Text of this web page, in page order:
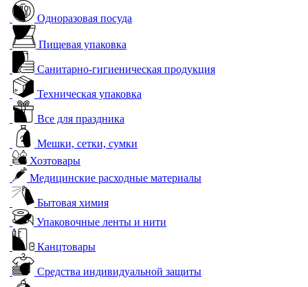
Одноразовая посуда
Пищевая упаковка
Санитарно-гигиеническая продукция
Техническая упаковка
Все для праздника
Мешки, сетки, сумки
Хозтовары
Медицинские расходные материалы
Бытовая химия
Упаковочные ленты и нити
Канцтовары
Средства индивидуальной защиты